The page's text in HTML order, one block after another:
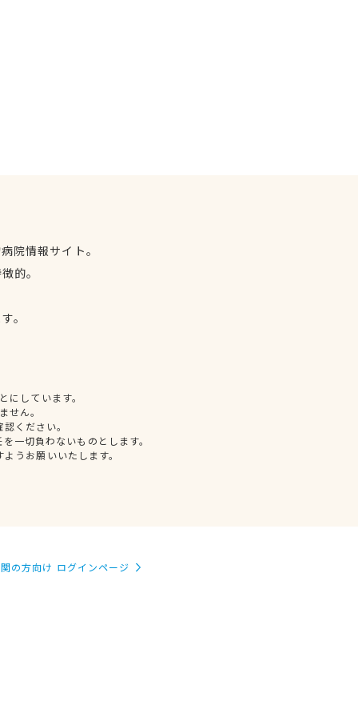
院情報サイト。
的。
。
しています。
せん。
ください。
一切負わないものとします。
うお願いいたします。
の方向け ログインページ